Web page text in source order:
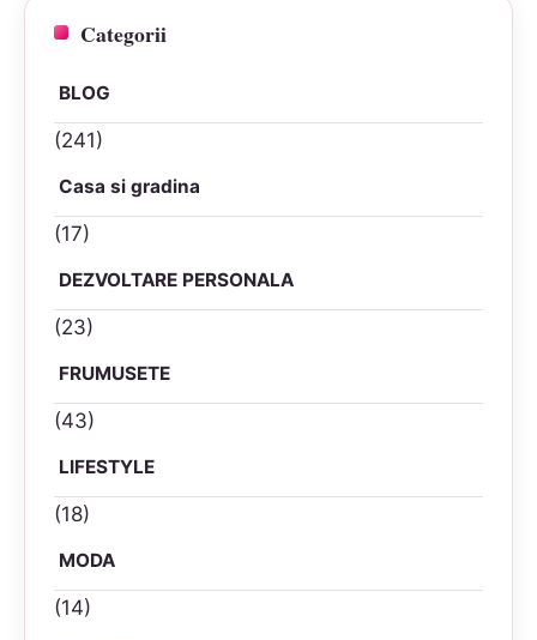
Categorii
BLOG
(241)
Casa si gradina
(17)
DEZVOLTARE PERSONALA
(23)
FRUMUSETE
(43)
LIFESTYLE
(18)
MODA
(14)